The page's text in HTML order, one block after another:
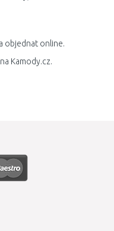
objednat online.
Kamody.cz.